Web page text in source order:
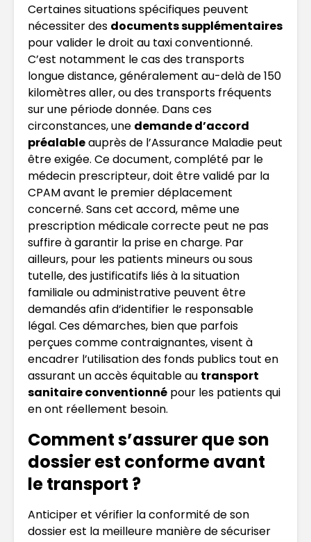
Certaines situations spécifiques peuvent
nécessiter des documents supplémentaires
pour valider le droit au taxi conventionné.
C’est notamment le cas des transports
longue distance, généralement au-delà de 150
kilomètres aller, ou des transports fréquents
sur une période donnée. Dans ces
circonstances, une demande d’accord
préalableauprès de l’Assurance Maladie peut
être exigée. Ce document, complété par le
médecin prescripteur, doit être validé par la
CPAM avant le premier déplacement
concerné. Sans cet accord, même une
prescription médicale correcte peut ne pas
suffire à garantir la prise en charge. Par
ailleurs, pour les patients mineurs ou sous
tutelle, des justificatifs liés à la situation
familiale ou administrative peuvent être
demandés afin d’identifier le responsable
légal. Ces démarches, bien que parfois
perçues comme contraignantes, visent à
encadrer l’utilisation des fonds publics tout en
assurant un accès équitable au transport
sanitaire conventionné pour les patients qui
en ont réellement besoin.
Comment s’assurer que son
dossier est conforme avant
le transport ?
Anticiper et vérifier la conformité de son
dossier est la meilleure manière de sécuriser